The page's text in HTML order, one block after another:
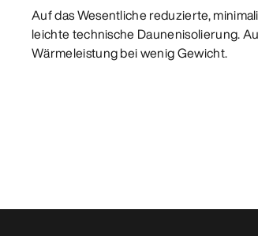
Auf das Wesentliche reduzierte,
leichte technische Daunenisolierung.
Wärmeleistung bei wenig Gewicht.